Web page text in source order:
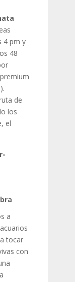
4 pm y
48
de
los
el
a
tocar
con